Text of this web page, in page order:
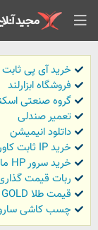
خرید آی پی ثابت
فروشگاه ابزارلند
گروه صنعتی
تعمیر صندلی
داتلود انیمیشن
خرید IP ثابت کاور تریدر
خرید سرور HP ماهان شبکه
ربات قیمت
قیمت طلا GOLD
چسب کاشی